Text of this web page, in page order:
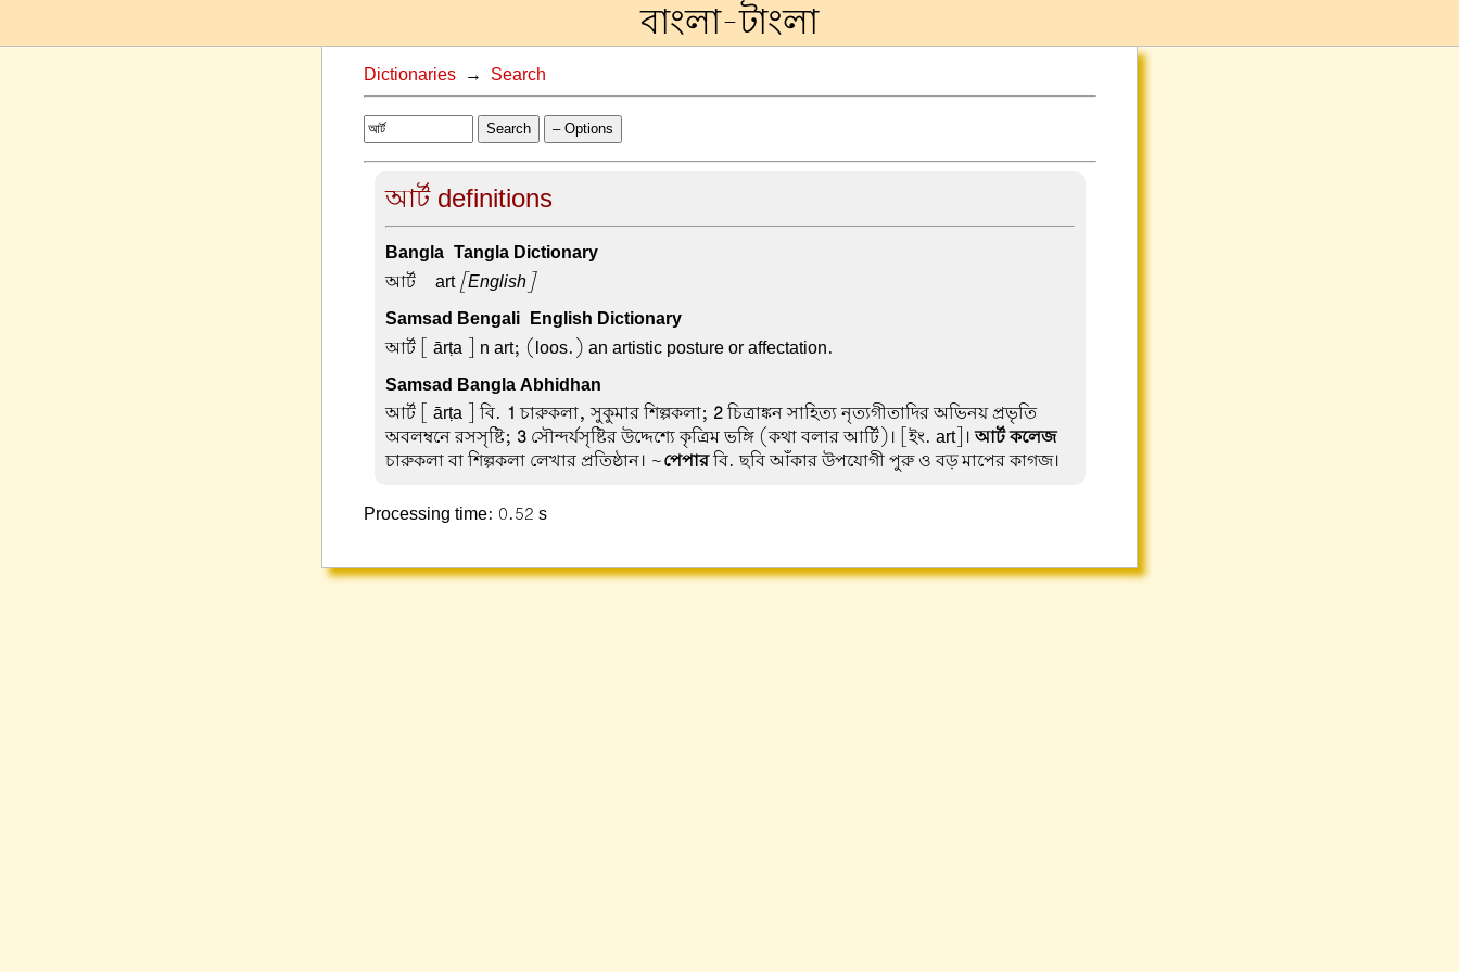
বাংলা-টাংলা
Dictionaries→ Search
Search – Options
আর্ট definitions
Bangla-Tangla Dictionary
আর্ট – art[English]
Samsad Bengali-English Dictionary
আর্ট[ ārṭa ] n art; (loos.) an artistic posture or affectation.
Samsad Bangla Abhidhan
আর্ট[ ārṭa ] বি. 1 চারুকলা, সুকুমার শিল্পকলা; 2চিত্রাঙ্কন সাহিত্য নৃত্যগীতাদির অভিনয় প্রভৃতি
অবলম্বনে রসসৃষ্টি; 3সৌন্দর্যসৃষ্টির উদ্দেশ্যে কৃত্রিম ভঙ্গি (কথা বলার আর্টি)। [ইং. art]।আর্ট কলেজ
চারুকলা বা শিল্পকলা লেখার প্রতিষ্ঠান। ~পেপারবি. ছবি আঁকার উপযোগী পুরু ও বড় মাপের কাগজ।
Processing time: 0.52 s